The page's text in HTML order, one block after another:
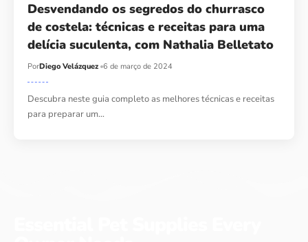
Desvendando os segredos do churrasco
de costela: técnicas e receitas para uma
delícia suculenta, com Nathalia Belletato
PorDiego Velázquez 6 de março de 2024
Descubra neste guia completo as melhores técnicas e receitas
para preparar um…